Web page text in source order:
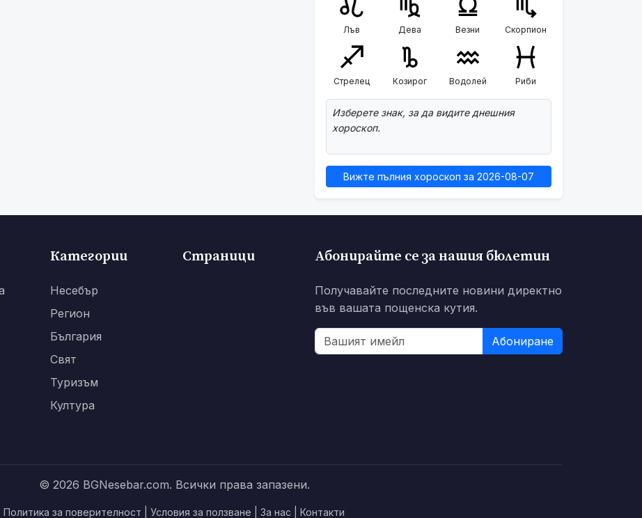
Лъв Дева Везни Скорпион
Стрелец Козирог Водолей Риби
Изберете знак, за да видите днешния
хороскоп.
Вижте пълния хороскоп за 2026-08-07
Категории
Несебър
Регион
България
Свят
Туризъм
Култура
Страници Абонирайте се за нашия бюлетин
Получавайте последните новини директно
във вашата пощенска кутия.
Абониране
© 2026 BGNesebar.com. Всички права запазени.
Политика за поверителност Условия за ползване За нас Контакти